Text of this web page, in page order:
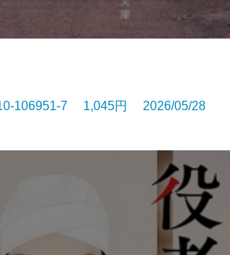
106951-7 1,045円 2026/05/28